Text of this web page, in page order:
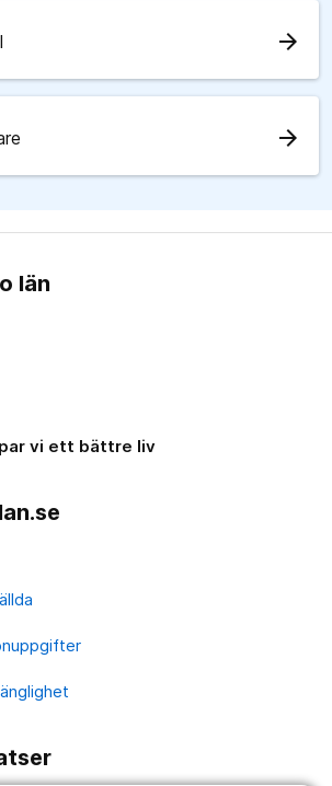
arrow_forward
arrow_forward
län
vi ett bättre liv